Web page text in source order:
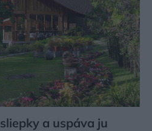
a uspáva ju